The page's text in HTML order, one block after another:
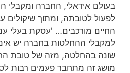
בעולם אידאלי, החברה ומקבלי
לפעול לטובתה, ומתוך שיקולים
החיים מורכבים… 'עסקת בעלי
למקבלי ההחלטות בחברה יש
שונה בהחלטה, מזה של טובת
מושג זה מתחבר פעמים רבות